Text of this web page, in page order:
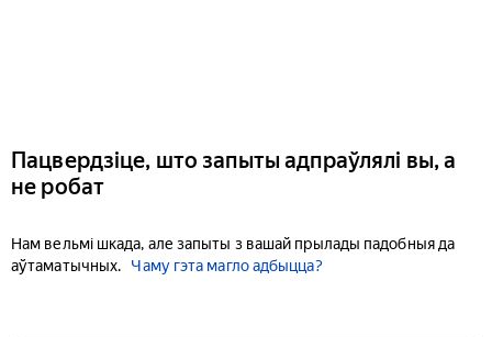
Пацвердзіце, што запыты адпраўлялі вы, а
не робат
Нам вельмі шкада, але запыты з вашай прылады падобныя да
аўтаматычных.
Чаму гэта магло адбыцца?